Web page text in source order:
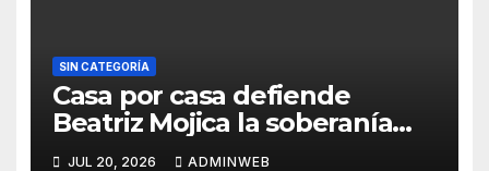
SIN CATEGORÍA
Casa por casa defiende
Beatriz Mojica la soberanía
nacional en Tlapa
JUL 20, 2026 ADMINWEB